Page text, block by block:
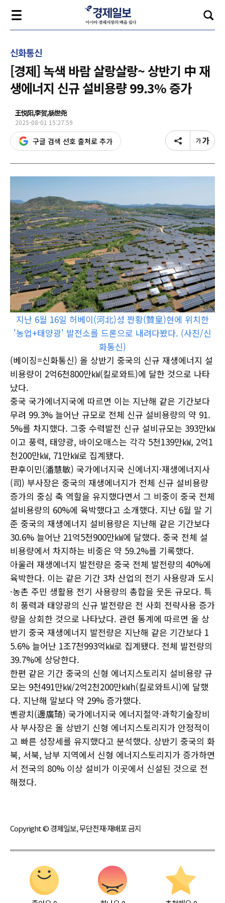
신화통신
[경제] 녹색 바람 살랑살랑~ 상반기 中 재
생에너지 신규 설비용량 99.3% 증가
王悦阳,李贺,杨世尧
2025-08-01 15:27:59
구글 검색 선호 출처로 추가
지난 6월 16일 허베이(河北)성 짠황(贊皇)현에 위치한
'농업+태양광' 발전소를 드론으로 내려다봤다. (사진/신
화통신)
(베이징=신화통신) 올 상반기 중국의 신규 재생에너지 설
비용량이 2억6천800만㎾(킬로와트)에 달한 것으로 나타
났다.
중국 국가에너지국에 따르면 이는 지난해 같은 기간보다
무려 99.3% 늘어난 규모로 전체 신규 설비용량의 약 91.
5%를 차지했다. 그중 수력발전 신규 설비규모는 393만㎾
이고 풍력, 태양광, 바이오매스는 각각 5천139만㎾, 2억1
천200만㎾, 71만㎾로 집계됐다.
판후이민(潘慧敏) 국가에너지국 신에너지·재생에너지사
(司) 부사장은 중국의 재생에너지가 전체 신규 설비용량
증가의 중심 축 역할을 유지했다면서 그 비중이 중국 전체
설비용량의 60%에 육박했다고 소개했다. 지난 6월 말 기
준 중국의 재생에너지 설비용량은 지난해 같은 기간보다
30.6% 늘어난 21억5천900만㎾에 달했다. 중국 전체 설
비용량에서 차지하는 비중은 약 59.2%를 기록했다.
아울러 재생에너지 발전량은 중국 전체 발전량의 40%에
육박한다. 이는 같은 기간 3차 산업의 전기 사용량과 도시
·농촌 주민 생활용 전기 사용량의 총합을 웃돈 규모다. 특
히 풍력과 태양광의 신규 발전량은 전 사회 전략사용 증가
량을 상회한 것으로 나타났다. 관련 통계에 따르면 올 상
반기 중국 재생에너지 발전량은 지난해 같은 기간보다 1
5.6% 늘어난 1조7천993억㎾로 집계됐다. 전체 발전량의
39.7%에 상당한다.
한편 같은 기간 중국의 신형 에너지스토리지 설비용량 규
모는 9천491만㎾/2억2천200만㎾h(킬로와트시)에 달했
다. 지난해 말보다 약 29% 증가했다.
볜광치(邊廣琦) 국가에너지국 에너지절약·과학기술장비
사 부사장은 올 상반기 신형 에너지스토리지가 안정적이
고 빠른 성장세를 유지했다고 분석했다. 상반기 중국의 화
북, 서북, 남부 지역에서 신형 에너지스토리지가 증가하면
서 전국의 80% 이상 설비가 이곳에서 신설된 것으로 전
해졌다.
Copyright © 경제일보, 무단전재·재배포 금지